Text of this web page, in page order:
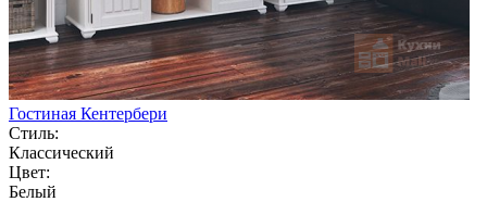
Гостиная Кентербери
Стиль:
Классический
Цвет:
Белый